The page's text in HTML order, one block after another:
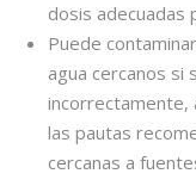
dosis adecuadas
Puede
agua cercanos si
incorrectamente,
las pautas
cercanas a